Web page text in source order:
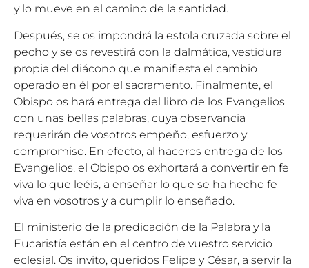
y lo mueve en el camino de la santidad.
Después, se os impondrá la estola cruzada sobre el
pecho y se os revestirá con la dalmática, vestidura
propia del diácono que manifiesta el cambio
operado en él por el sacramento. Finalmente, el
Obispo os hará entrega del libro de los Evangelios
con unas bellas palabras, cuya observancia
requerirán de vosotros empeño, esfuerzo y
compromiso. En efecto, al haceros entrega de los
Evangelios, el Obispo os exhortará a convertir en fe
viva lo que leéis, a enseñar lo que se ha hecho fe
viva en vosotros y a cumplir lo enseñado.
El ministerio de la predicación de la Palabra y la
Eucaristía están en el centro de vuestro servicio
eclesial. Os invito, queridos Felipe y César, a servir la